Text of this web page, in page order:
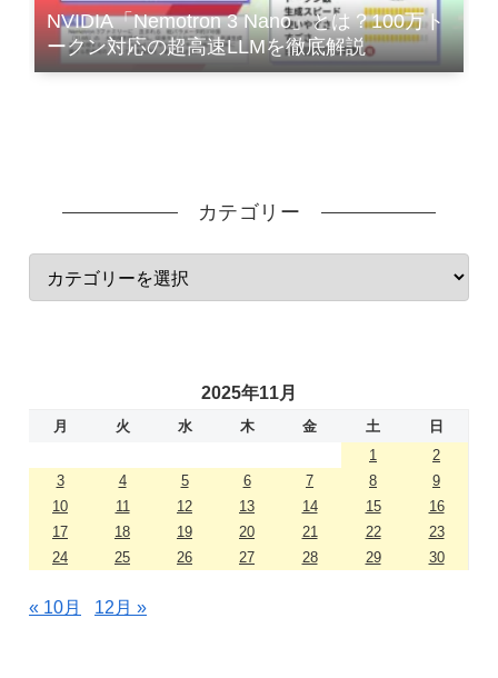
NVIDIA「Nemotron 3 Nano」とは？100万ト
ークン対応の超高速LLMを徹底解説
カテゴリー
2025年11月
月 火 水 木 金 土
日
1
2
3
4 5 6 7 8
9
10
11 12 13 14 15
16
17
18 19 20 21 22
23
24
25 26 27 28 29 30
« 10月 12月 »